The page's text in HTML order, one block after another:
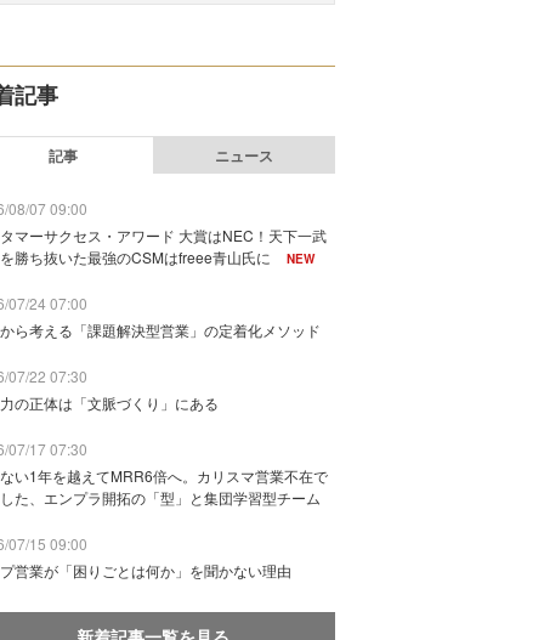
記事
記事 ニュース
08/07 09:00
マーサクセス・アワード 大賞はNEC！天下一武
勝ち抜いた最強のCSMはfreee青山氏に
NEW
07/24 07:00
ら考える「課題解決型営業」の定着化メソッド
07/22 07:30
の正体は「文脈づくり」にある
07/17 07:30
い1年を越えてMRR6倍へ。カリスマ営業不在で
た、エンプラ開拓の「型」と集団学習型チーム
07/15 09:00
営業が「困りごとは何か」を聞かない理由